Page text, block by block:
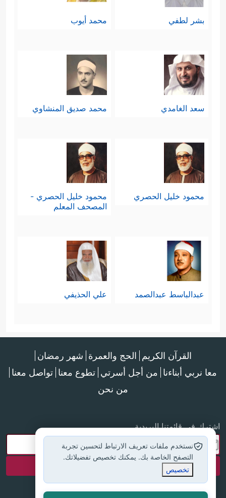
بشر لطفي محمد أيوب
سعد الغامدي محمد صديق المنشاوي
محمود خليل الحصري
محمود خليل الحصري -
المصحف المعلم
عبدالباسط عبدالصمد علي الحذيفي
القرآن الكريم الحج والعمرة شهر رمضان
معا نربي أبناءنا من أجل أسرتي تطوع معنا تواصل معنا
من نحن
اشترك في قائمتنا البريدية
نستخدم ملفات تعريف الارتباط لتحسين تجربة
التصفح الخاصة بك. يمكنك تخصيص تفضيلاتك.
تخصيص